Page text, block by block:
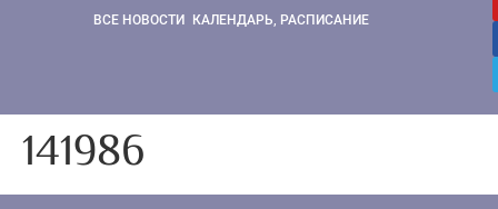
ВСЕ НОВОСТИ КАЛЕНДАРЬ, РАСПИСАНИЕ
141986